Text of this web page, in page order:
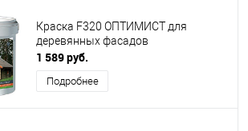
Краска F320 ОПТИМИСТ для
деревянных фасадов
1 589 руб.
Подробнее